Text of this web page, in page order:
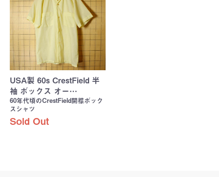
USA製 60s CrestField 半
袖 ボックス オー…
60年代頃のCrestField開襟ボック
スシャツ
Sold Out